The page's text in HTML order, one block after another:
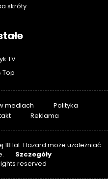
skróty
TV
Top
mediach
Polityka
Reklama
18 lat. Hazard może uzależniać.
Szczegóły
reserved